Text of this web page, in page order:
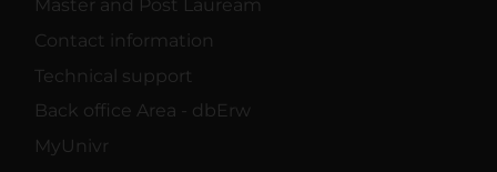
Master and Post Lauream
Contact information
Technical support
Back office Area - dbErw
MyUnivr